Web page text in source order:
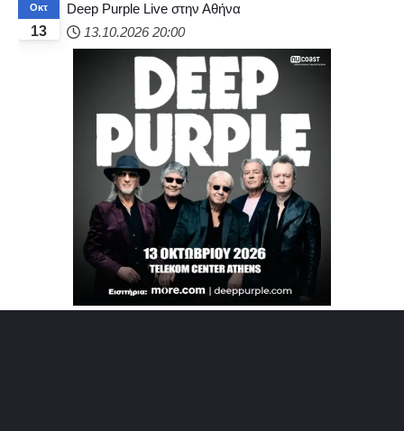
13
Οκτ
Deep Purple Live στην Αθήνα
13.10.2026 20:00